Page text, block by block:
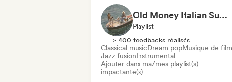
Old Money Italian Summer
Playlist
> 400 feedbacks réalisés
Classical musicDream popMusique de film
Jazz fusionInstrumental
Ajouter dans ma/mes playlist(s)
impactante(s)